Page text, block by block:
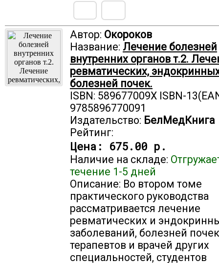
Автор: Окороков
Название: Лечение болезней
внутренних органов т.2.
ревматических,
болезней почек.
ISBN: 589677009X ISBN-
9785896770091
Издательство: БелМедКнига
Рейтинг:
Цена: 675.00 р.
Наличие на складе:
течение 1-5 дней
Описание: Во втором томе
практического руководства
рассматривается лечение
ревматических и
заболеваний, болезней
терапевтов и врачей других
специальностей, студентов